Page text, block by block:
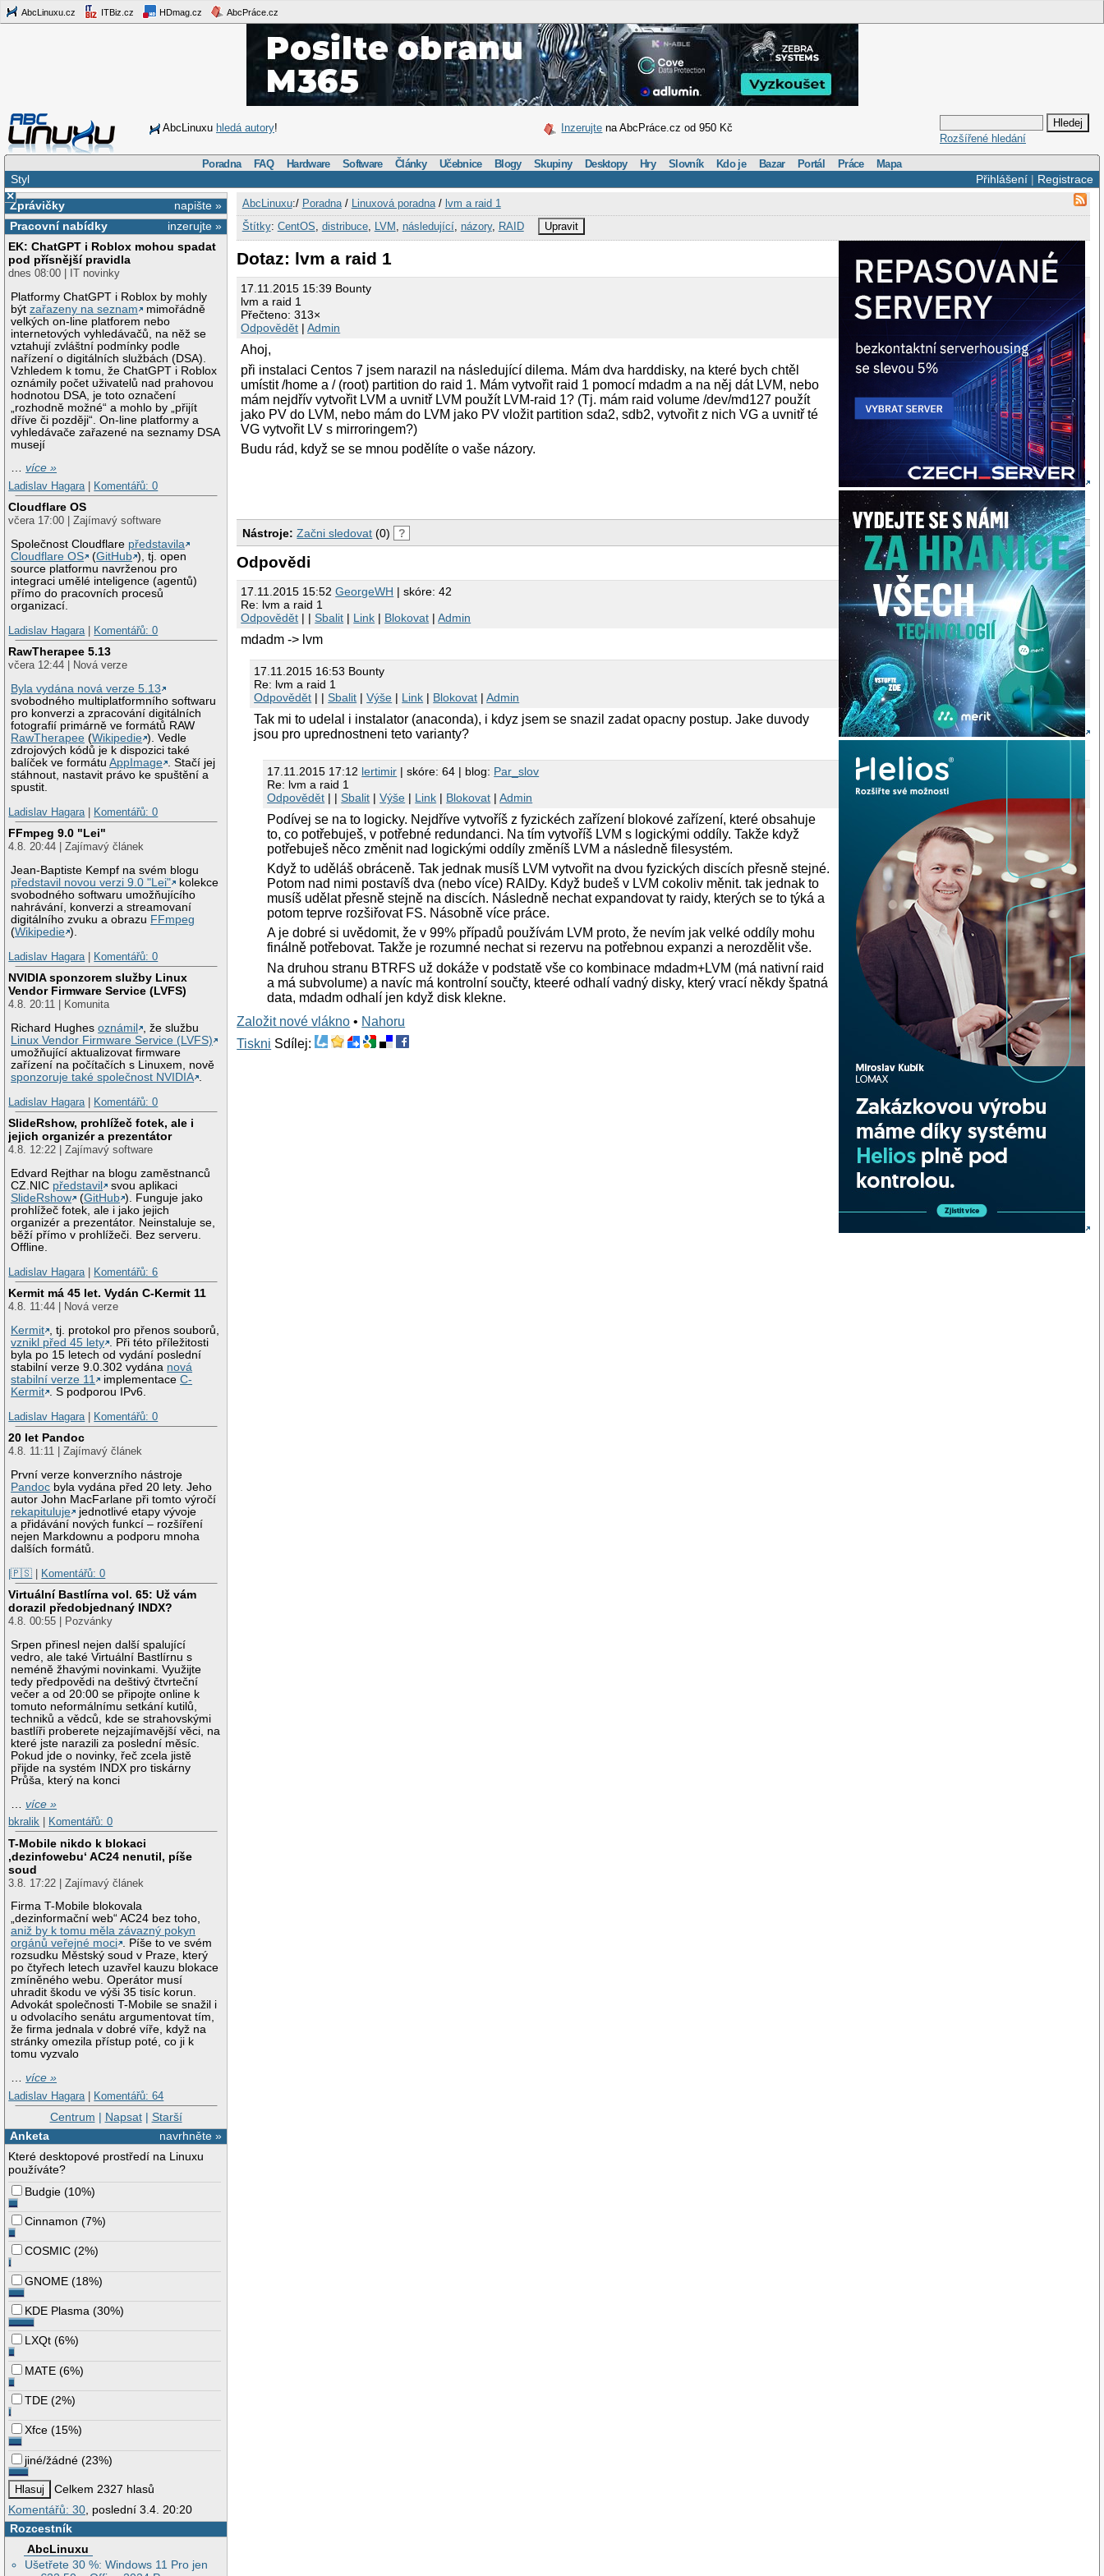
AbcLinuxu.cz ITBiz.cz HDmag.cz AbcPráce.cz
AbcLinuxu hledá autory! Inzerujte na AbcPráce.cz od 950 Kč
Rozšířené hledání
Poradna FAQ Hardware Software Články Učebnice Blogy Skupiny Desktopy Hry Slovník Kdo je Bazar Portál Práce Mapa
Přihlášení| Registrace
Styl
×
napište »
Zprávičky
inzerujte »
Pracovní nabídky
EK: ChatGPT i Roblox mohou spadat
pod přísnější pravidla
dnes 08:00 | IT novinky
Platformy ChatGPT i Roblox by mohly
býtzařazeny na seznam
mimořádně
velkých on-line platforem nebo
internetových vyhledávačů, na něž se
vztahují zvláštní podmínky podle
nařízení o digitálních službách (DSA).
Vzhledem k tomu, že ChatGPT i Roblox
oznámily počet uživatelů nad prahovou
hodnotou DSA, je toto označení
„rozhodně možné“ a mohlo by „přijít
dříve či později“. On-line platformy a
vyhledávače zařazené na seznamy DSA
musejí
…více »
Ladislav Hagara
Komentářů: 0
Cloudflare OS
včera 17:00 | Zajímavý software
Společnost Cloudflare představila
Cloudflare OS
(GitHub ), tj. open
source platformu navrženou pro
integraci umělé inteligence (agentů)
přímo do pracovních procesů
organizací.
Ladislav Hagara
Komentářů: 0
RawTherapee 5.13
včera 12:44 | Nová verze
Byla vydána nová verze 5.13
svobodného multiplatformního softwaru
pro konverzi a zpracování digitálních
fotografií primárně ve formátů RAW
RawTherapee (Wikipedie ). Vedle
zdrojových kódů je k dispozici také
balíček ve formátuAppImage . Stačí jej
stáhnout, nastavit právo ke spuštění a
spustit.
Ladislav Hagara
Komentářů: 0
FFmpeg 9.0 "Lei"
4.8. 20:44 | Zajímavý článek
Jean-Baptiste Kempf na svém blogu
představil novou verzi 9.0 "Lei"
kolekce
svobodného softwaru umožňujícího
nahrávání, konverzi a streamovaní
digitálního zvuku a obrazu FFmpeg
(Wikipedie ).
Ladislav Hagara
Komentářů: 0
NVIDIA sponzorem služby Linux
Vendor Firmware Service (LVFS)
4.8. 20:11 | Komunita
Richard Hughesoznámil
, že službu
Linux Vendor Firmware Service (LVFS)
umožňující aktualizovat firmware
zařízení na počítačích s Linuxem, nově
sponzoruje také společnost NVIDIA .
Ladislav Hagara | Komentářů: 0
SlideRshow, prohlížeč fotek, ale i
jejich organizér a prezentátor
4.8. 12:22 | Zajímavý software
Edvard Rejthar na blogu zaměstnanců
CZ.NIC představil
svou aplikaci
SlideRshow
(GitHub ). Funguje jako
prohlížeč fotek, ale i jako jejich
organizér a prezentátor. Neinstaluje se,
běží přímo v prohlížeči. Bez serveru.
Offline.
Ladislav Hagara | Komentářů: 6
Kermit má 45 let. Vydán C-Kermit 11
4.8. 11:44 | Nová verze
Kermit , tj. protokol pro přenos souborů,
vznikl před 45 lety . Při této příležitosti
byla po 15 letech od vydání poslední
stabilní verze 9.0.302 vydána nová
stabilní verze 11
implementaceC-
Kermit . S podporou IPv6.
Ladislav Hagara | Komentářů: 0
20 let Pandoc
4.8. 11:11 | Zajímavý článek
První verze konverzního nástroje
Pandoc byla vydána před 20 lety. Jeho
autor John MacFarlane při tomto výročí
rekapituluje
jednotlivé etapy vývoje
a přidávání nových funkcí – rozšíření
nejen Markdownu a podporu mnoha
dalších formátů.
|🇵🇸 | Komentářů: 0
Virtuální Bastlírna vol. 65: Už vám
dorazil předobjednaný INDX?
4.8. 00:55 | Pozvánky
Srpen přinesl nejen další spalující
vedro, ale také Virtuální Bastlírnu s
neméně žhavými novinkami. Využijte
tedy předpovědi na deštivý čtvrteční
večer a od 20:00 se připojte online k
tomuto neformálnímu setkání kutilů,
techniků a vědců, kde se strahovskými
bastlíři proberete nejzajímavější věci, na
které jste narazili za poslední měsíc.
Pokud jde o novinky, řeč zcela jistě
přijde na systém INDX pro tiskárny
Průša, který na konci
…více »
bkralik
Komentářů: 0
T-Mobile nikdo k blokaci
‚dezinfowebu‘ AC24 nenutil, píše
soud
3.8. 17:22 | Zajímavý článek
Firma T-Mobile blokovala
„dezinformační web“ AC24 bez toho,
aniž by k tomu měla závazný pokyn
orgánů veřejné moci . Píše to ve svém
rozsudku Městský soud v Praze, který
po čtyřech letech uzavřel kauzu blokace
zmíněného webu. Operátor musí
uhradit škodu ve výši 35 tisíc korun.
Advokát společnosti T-Mobile se snažil i
u odvolacího senátu argumentovat tím,
že firma jednala v dobré víře, když na
stránky omezila přístup poté, co ji k
tomu vyzvalo
…více »
Ladislav Hagara | Komentářů: 64
Centrum | Napsat| Starší
navrhněte »
Anketa
Které desktopové prostředí na Linuxu
používáte?
Budgie (10%)
Cinnamon (7%)
COSMIC (2%)
GNOME (18%)
KDE Plasma (30%)
LXQt (6%)
MATE (6%)
TDE (2%)
Xfce (15%)
jiné/žádné (23%)
Celkem 2327 hlasů
Komentářů: 30, poslední 3.4. 20:20
Rozcestník
AbcLinuxu
Ušetřete 30 %: Windows 11 Pro jen
AbcLinuxu:/ Poradna/ Linuxová poradna/ lvm a raid 1
Štítky: CentOS distribuce, LVM následující, názory, RAID Upravit
Dotaz: lvm a raid 1
17.11.2015 15:39 Bounty
lvm a raid 1
Přečteno: 313×
Odpovědět |Admin
Ahoj,
při instalaci Centos 7 jsem narazil na následující dilema. Mám dva harddisky, na které bych chtěl
umístit /home a / (root) partition do raid 1. Mám vytvořit raid 1 pomocí mdadm a na něj dát LVM, nebo
mám nejdřív vytvořit LVM a uvnitř LVM použít LVM-raid 1? (Tj. mám raid volume /dev/md127 použít
jako PV do LVM, nebo mám do LVM jako PV vložit partition sda2, sdb2, vytvořit z nich VG a uvnitř té
VG vytvořit LV s mirroringem?)
Budu rád, když se se mnou podělíte o vaše názory.
Nástroje: Začni sledovat (0) ?
Odpovědi
17.11.2015 15:52GeorgeWH | skóre: 42
Re: lvm a raid 1
Odpovědět | |Sbalit | Link | Blokovat |Admin
mdadm -> lvm
17.11.2015 16:53 Bounty
Re: lvm a raid 1
Odpovědět | |Sbalit |Výše | Link | Blokovat |Admin
Tak mi to udelal i instalator (anaconda), i kdyz jsem se snazil zadat opacny postup. Jake duvody
jsou pro uprednostneni teto varianty?
17.11.2015 17:12 lertimir | skóre: 64 | blog: Par_slov
Re: lvm a raid 1
Odpovědět | |Sbalit |Výše | Link | Blokovat |Admin
Podívej se na to logicky. Nejdříve vytvoříš z fyzickéch zařízení blokové zařízení, které obsahuje
to, co potřebuješ, v potřebné redundanci. Na tím vytvoříš LVM s logickými oddíly. Takže když
potřebuješ něco změnit nad logickými oddíly změníš LVM a následně filesystém.
Když to uděláš obráceně. Tak jednak musíš LVM vytvořit na dvou fyzických discích přesně stejné.
Potom nad nimi postavíš dva (nebo více) RAIDy. Když budeš v LVM cokoliv měnit. tak jednak to
musíš udělat přesně stejně na discích. Následně nechat expandovat ty raidy, kterých se to týká a
potom teprve rozšiřovat FS. Násobně více práce.
A je dobré si uvědomit, že v 99% případů používám LVM proto, že nevím jak velké oddíly mohu
finálně potřebovat. Takže je rozumné nechat si rezervu na potřebnou expanzi a nerozdělit vše.
Na druhou stranu BTRFS už dokáže v podstatě vše co kombinace mdadm+LVM (má nativní raid
a má subvolume) a navíc má kontrolní součty, kteeré odhalí vadný disky, který vrací někdy špatná
data, mdadm odhalí jen když disk klekne.
Založit nové vlákno • Nahoru
Tiskni Sdílej: